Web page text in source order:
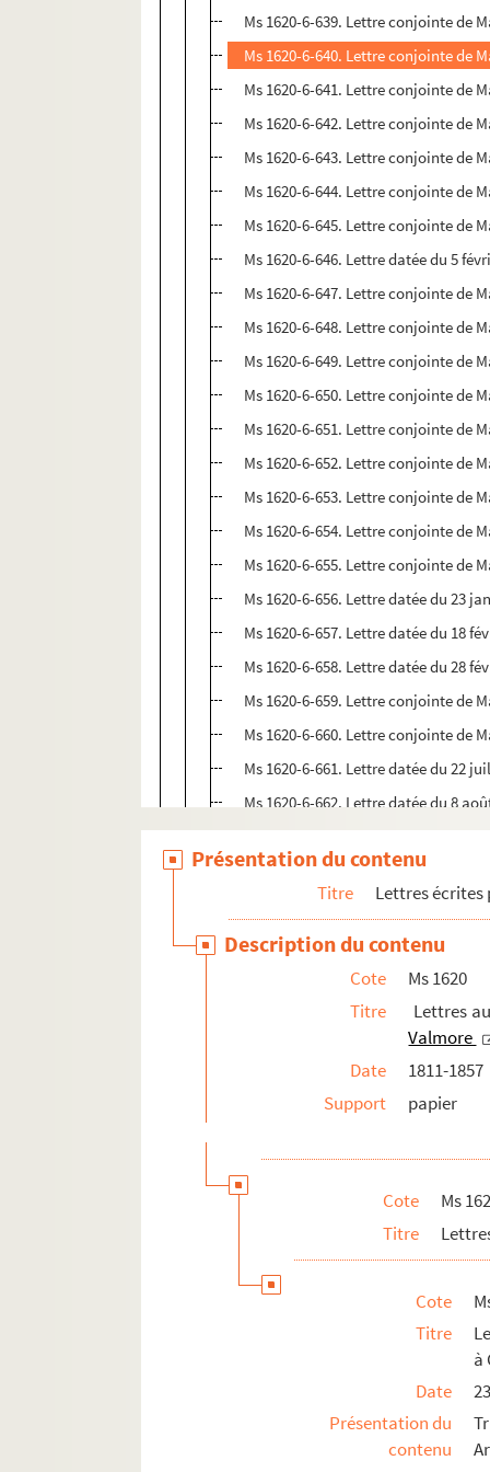
Ms 1620-6-639. Lettre conjointe de
Ms 1620-6-640. Lettre conjointe de
Ms 1620-6-641. Lettre conjointe de
Ms 1620-6-642. Lettre conjointe de
Ms 1620-6-643. Lettre conjointe de
Ms 1620-6-644. Lettre conjointe de
Ms 1620-6-645. Lettre conjointe de
Ms 1620-6-646. Lettre datée du 5
Ms 1620-6-647. Lettre conjointe de
Ms 1620-6-648. Lettre conjointe de
Ms 1620-6-649. Lettre conjointe de
Ms 1620-6-650. Lettre conjointe de
Ms 1620-6-651. Lettre conjointe de
Ms 1620-6-652. Lettre conjointe de
Ms 1620-6-653. Lettre conjointe de
Ms 1620-6-654. Lettre conjointe de
Ms 1620-6-655. Lettre conjointe de
Ms 1620-6-656. Lettre datée du 23
Ms 1620-6-657. Lettre datée du 18
Ms 1620-6-658. Lettre datée du 28
Ms 1620-6-659. Lettre conjointe de
Ms 1620-6-660. Lettre conjointe de
Ms 1620-6-661. Lettre datée du 22
Ms 1620-6-662. Lettre datée du 8
Ms 1620-6-663. Lettre conjointe de
Ms 1620-6-664. Lettre datée du 12
Ms 1620-6-665. Lettre datée du 9
Ms 1620-6-666. Lettre datée du 20
Ms 1620-6-667. Lettre conjointe de
Ms 1620-6-668. Lettre conjointe de
Ms 1620-6-669. Lettre datée du 29
Ms 1620-6-670. Lettre datée du 30
Ms 1620-6-671. Lettre datée du 9
Ms 1620-6-673. Lettre conjointe de
Ms 1620-6-674. Lettre datée du 12
Ms 1620-6-675. Lettre datée du 12
Ms 1620-6-676. Lettre conjointe de
Ms 1620-6-677. Lettre datée du 26
Ms 1620-6-678. Lettre conjointe
Ms 1620-6-680. Lettre datée
Ms 1620-6-681. Lettre conjointe de
Présentation du contenu
Titre Lettres écrites
Description du contenu
Cote
Ms 1620
Titre
Lettres
Valmore
Date
1811-1857
Support
papier
Cote
Ms
Titre
Cote
Titre
à
Date
Présentation du
contenu